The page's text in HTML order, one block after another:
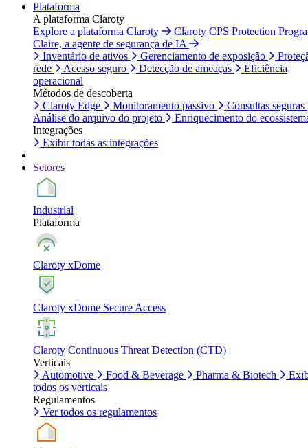
Plataforma
A plataforma Claroty
Explore a plataforma Claroty
Claroty CPS Protection
Claire, a agente de segurança de IA
Inventário de ativos
Gerenciamento de exposição
rede
Acesso seguro Detecção de ameaças
Eficiência
operacional
Métodos de descoberta
Claroty Edge
Monitoramento passivo
Consultas seguras
Análise do arquivo do projeto
Enriquecimento do
Integrações
Exibir todas as integrações
Setores
Industrial
Plataforma
Claroty xDome
Claroty xDome Secure Access
Claroty Continuous Threat Detection (CTD)
Verticais
Automotive
Food & Beverage Pharma & Biotech
todos os verticais
Regulamentos
Ver todos os regulamentos